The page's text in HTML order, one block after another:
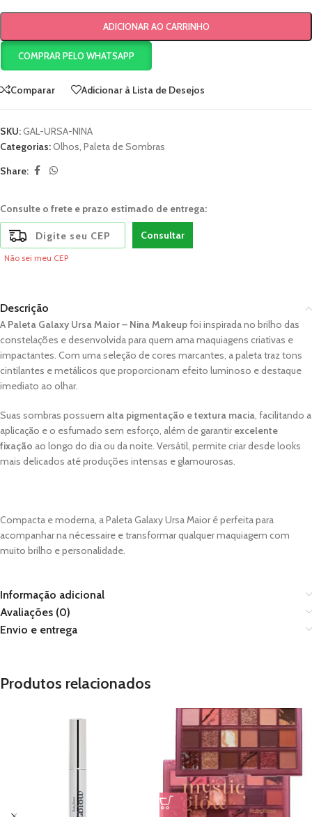
ADICIONAR AO CARRINHO
COMPRAR PELO WHATSAPP
Comparar Adicionar à Lista de Desejos
SKU:GAL-URSA-NINA
Categorias:Olhos, Paleta de Sombras
Share:
Consulte o frete e prazo estimado de entrega:
Consultar
Não sei meu CEP
Descrição
A Paleta Galaxy Ursa Maior – Nina Makeupfoi inspirada no brilho das
constelações e desenvolvida para quem ama maquiagens criativas e
impactantes. Com uma seleção de cores marcantes, a paleta traz tons
cintilantes e metálicos que proporcionam efeito luminoso e destaque
imediato ao olhar.
Suas sombras possuem alta pigmentação e textura macia, facilitando a
aplicação e o esfumado sem esforço, além de garantirexcelente
fixação ao longo do dia ou da noite. Versátil, permite criar desde looks
mais delicados até produções intensas e glamourosas.
Compacta e moderna, a Paleta Galaxy Ursa Maior é perfeita para
acompanhar na nécessaire e transformar qualquer maquiagem com
muito brilho e personalidade.
Informação adicional
Avaliações (0)
Envio e entrega
Produtos relacionados